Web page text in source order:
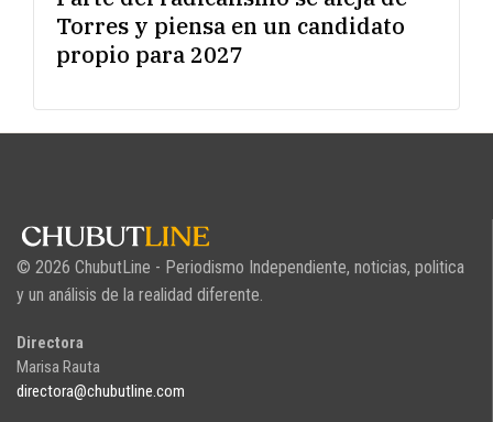
Torres y piensa en un candidato
propio para 2027
© 2026 ChubutLine - Periodismo Independiente, noticias, politica
y un análisis de la realidad diferente.
Directora
Marisa Rauta
directora@chubutline.com